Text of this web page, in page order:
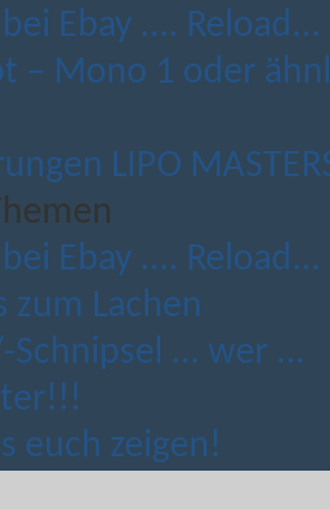
Ebay .... Reload...
– Mono 1 oder
LIPO
Ebay .... Reload...
zum Lachen
... wer ...
euch zeigen!